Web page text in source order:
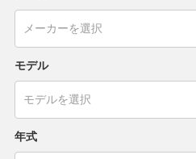
モデル
年式